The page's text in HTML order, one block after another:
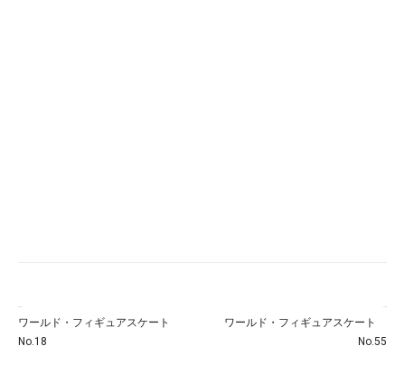
ワールド・フィギュアスケート
No.18
ワールド・フィギュアスケート
No.55